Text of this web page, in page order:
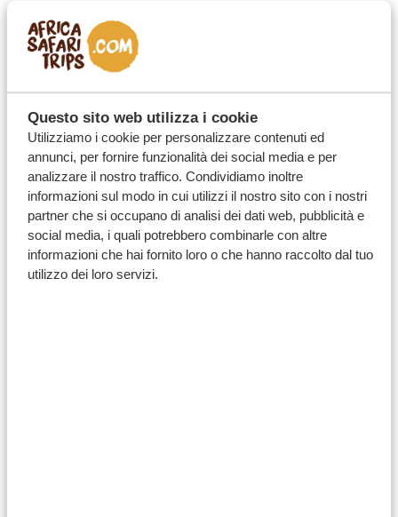
Questo sito web utilizza i cookie
Utilizziamo i cookie per personalizzare contenuti ed
annunci, per fornire funzionalità dei social media e per
analizzare il nostro traffico. Condividiamo inoltre
informazioni sul modo in cui utilizzi il nostro sito con i nostri
partner che si occupano di analisi dei dati web, pubblicità e
social media, i quali potrebbero combinarle con altre
informazioni che hai fornito loro o che hanno raccolto dal tuo
utilizzo dei loro servizi.
Il sistema monetario della Namibia è davvero pratico,
dato che ildollaro namibiano
che entrambe le valute sono accettate
indifferentemente ovunque tu vada.
Sebbene le carte di credito e di debito come Visa e
Mastercard siano ampiamente accettate nella maggior
parte dei lodge, negozi e stazioni di servizio, è sempre
consigliabile tenere del contante a portata di mano
per le mance e i piccoli acquisti lungo la strada.